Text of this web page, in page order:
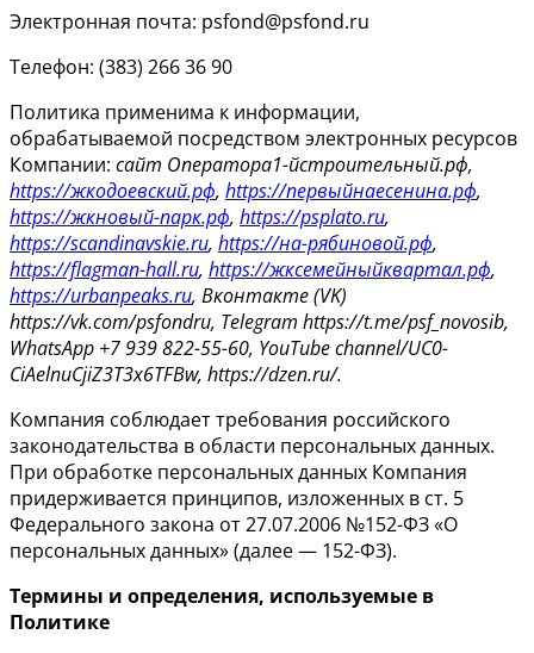
Электронная почта: psfond@psfond.ru
Телефон: (383) 266 36 90
Политика применима к информации,
обрабатываемой посредством электронных ресурсов
Компании: сайт Оператора1-йстроительный.рф,
https://жкодоевский.рф, https://первыйнаесенина.рф,
https://жкновый-парк.рф, https://psplato.ru,
https://scandinavskie.ru, https://на-рябиновой.рф,
https://flagman-hall.ru, https://жксемейныйквартал.рф,
https://urbanpeaks.ru, Вконтакте (VK)
https://vk.com/psfondru, Telegram https://t.me/psf_novosib,
WhatsApp +7 939 822-55-60, YouTube channel/UC0-
CiAelnuCjiZ3T3x6TFBw, https://dzen.ru/.
Компания соблюдает требования российского
законодательства в области персональных данных.
При обработке персональных данных Компания
придерживается принципов, изложенных в ст. 5
Федерального закона от 27.07.2006 №152-ФЗ «О
персональных данных» (далее — 152-ФЗ).
Термины и определения, используемые в
Политике